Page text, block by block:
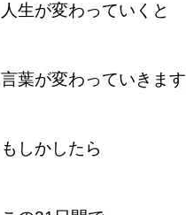
人生が変わっていくと
言葉が変わっていきます
もしかしたら